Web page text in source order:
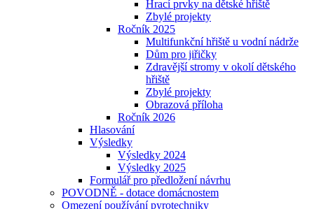
Hrací prvky na dětské hřiště
Zbylé projekty
Ročník 2025
Multifunkční hřiště u vodní nádrže
Dům pro jiřičky
Zdravější stromy v okolí dětského
hřiště
Zbylé projekty
Obrazová příloha
Ročník 2026
Hlasování
Výsledky
Výsledky 2024
Výsledky 2025
Formulář pro předložení návrhu
POVODNĚ - dotace domácnostem
Omezení používání pyrotechniky